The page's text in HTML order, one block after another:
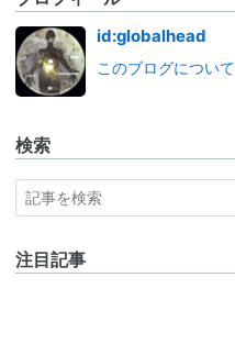
id:globalhead
このブログについて
検索
注目記事